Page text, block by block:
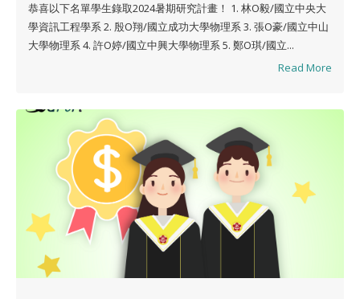
恭喜以下名單學生錄取2024暑期研究計畫！ 1. 林O毅/國立中央大
學資訊工程學系 2. 殷O翔/國立成功大學物理系 3. 張O豪/國立中山
大學物理系 4. 許O婷/國立中興大學物理系 5. 鄭O琪/國立...
Read More